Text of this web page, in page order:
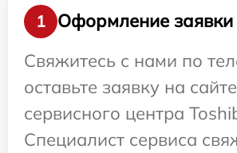
1
Оформление заявки
Свяжитесь с нами по
оставьте заявку на сайте
сервисного центра
Специалист сервиса